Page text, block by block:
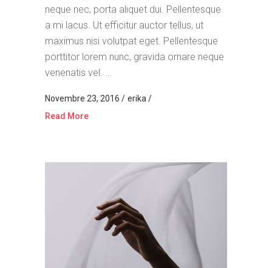
neque nec, porta aliquet dui. Pellentesque
a mi lacus. Ut efficitur auctor tellus, ut
maximus nisi volutpat eget. Pellentesque
porttitor lorem nunc, gravida ornare neque
venenatis vel. ...
Novembre 23, 2016
erika
Read More